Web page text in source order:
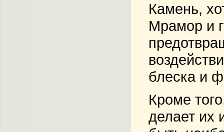
Камень,
Мрамор и
блеска и
Кроме
делает их